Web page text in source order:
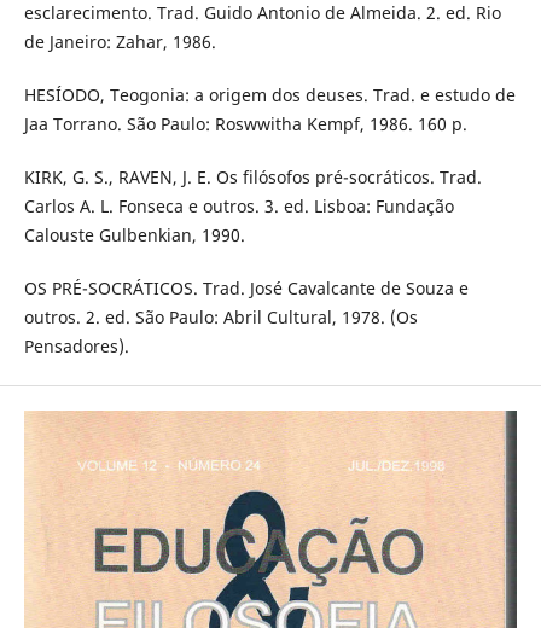
esclarecimento. Trad. Guido Antonio de Almeida. 2. ed. Rio
de Janeiro: Zahar, 1986.
HESÍODO, Teogonia: a origem dos deuses. Trad. e estudo de
Jaa Torrano. São Paulo: Roswwitha Kempf, 1986. 160 p.
KIRK, G. S., RAVEN, J. E. Os filósofos pré-socráticos. Trad.
Carlos A. L. Fonseca e outros. 3. ed. Lisboa: Fundação
Calouste Gulbenkian, 1990.
OS PRÉ-SOCRÁTICOS. Trad. José Cavalcante de Souza e
outros. 2. ed. São Paulo: Abril Cultural, 1978. (Os
Pensadores).